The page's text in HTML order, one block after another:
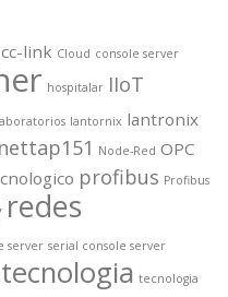
cc-link Cloud console server
hospitalar IIoT
lantornix lantronix
nettap151 Node-Red OPC
profibus Profibus
redes
server serial console server
tecnologia tecnologia